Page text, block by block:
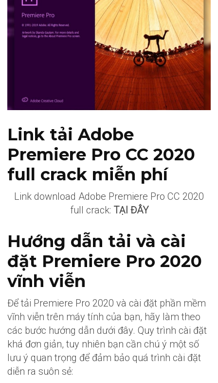
Link tải Adobe
Premiere Pro CC 2020
full crack miễn phí
Link download Adobe Premiere Pro CC 2020
full crack: TẠI ĐÂY
Hướng dẫn tải và cài
đặt Premiere Pro 2020
vĩnh viễn
Để tải Premiere Pro 2020 và cài đặt phần mềm
vĩnh viễn trên máy tính của bạn, hãy làm theo
các bước hướng dẫn dưới đây. Quy trình cài đặt
khá đơn giản, tuy nhiên bạn cần chú ý một số
lưu ý quan trọng để đảm bảo quá trình cài đặt
diễn ra suôn sẻ: